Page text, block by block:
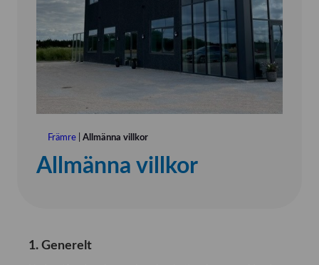
Främre |Allmänna villkor
Allmänna villkor
1. Generelt